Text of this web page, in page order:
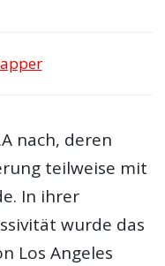
nach, deren
teilweise mit
In ihrer
wurde das
Los Angeles